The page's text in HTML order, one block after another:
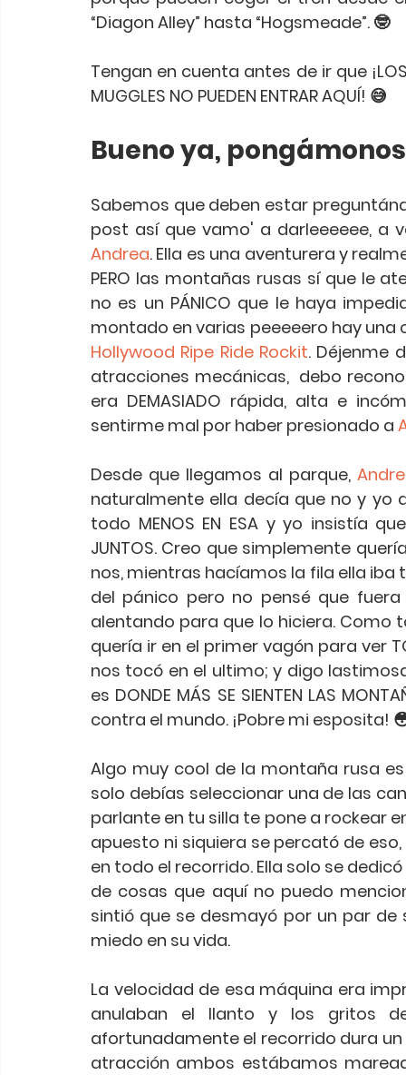
“Diagon Alley” hasta “Hogsmeade”. 🤓
Tengan en cuenta antes de ir que
MUGGLES NO PUEDEN ENTRAR AQUÍ! 😅
Bueno ya,
Sabemos que deben estar
Andrea. Ella es una aventurera y
PERO las montañas rusas sí que le
no es un PÁNICO que le haya
Hollywood Ripe Ride Rockit. Déjenme
atracciones mecánicas,  debo
era DEMASIADO rápida, alta e
sentirme mal por haber presionado a
Desde que llegamos al parque, Andre
naturalmente ella decía que no y yo
todo MENOS EN ESA y yo insistía
JUNTOS. Creo que simplemente
nos, mientras hacíamos la fila ella
del pánico pero no pensé que
alentando para que lo hiciera.
quería ir en el primer vagón para ver
nos tocó en el ultimo; y digo
es DONDE MÁS SE SIENTEN LAS
contra el mundo. ¡Pobre mi esposita!
Algo muy cool de la montaña rusa
solo debías seleccionar una de las
parlante en tu silla te pone a rockear
apuesto ni siquiera se percató de
en todo el recorrido. Ella solo se
de cosas que aquí no puedo
sintió que se desmayó por un par
miedo en su vida.
La velocidad de esa máquina era
anulaban el llanto y los gritos
afortunadamente el recorrido dura
atracción ambos estábamos